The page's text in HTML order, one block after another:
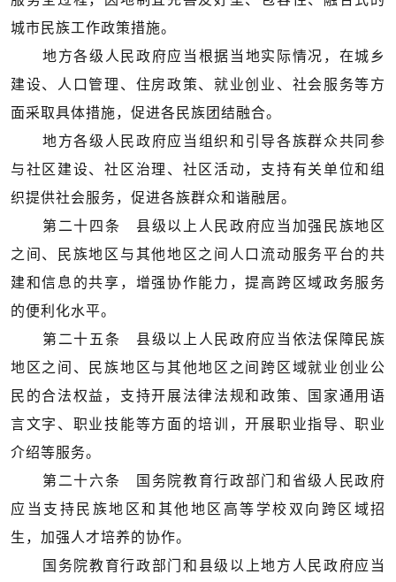
城市民族工作政策措施。
地方各级人民政府应当根据当地实际情况，在城乡
建设、人口管理、住房政策、就业创业、社会服务等方
面采取具体措施，促进各民族团结融合。
地方各级人民政府应当组织和引导各族群众共同参
与社区建设、社区治理、社区活动，支持有关单位和组
织提供社会服务，促进各族群众和谐融居。
第二十四条 县级以上人民政府应当加强民族地区
之间、民族地区与其他地区之间人口流动服务平台的共
建和信息的共享，增强协作能力，提高跨区域政务服务
的便利化水平。
第二十五条 县级以上人民政府应当依法保障民族
地区之间、民族地区与其他地区之间跨区域就业创业公
民的合法权益，支持开展法律法规和政策、国家通用语
言文字、职业技能等方面的培训，开展职业指导、职业
介绍等服务。
第二十六条 国务院教育行政部门和省级人民政府
应当支持民族地区和其他地区高等学校双向跨区域招
生，加强人才培养的协作。
国务院教育行政部门和县级以上地方人民政府应当